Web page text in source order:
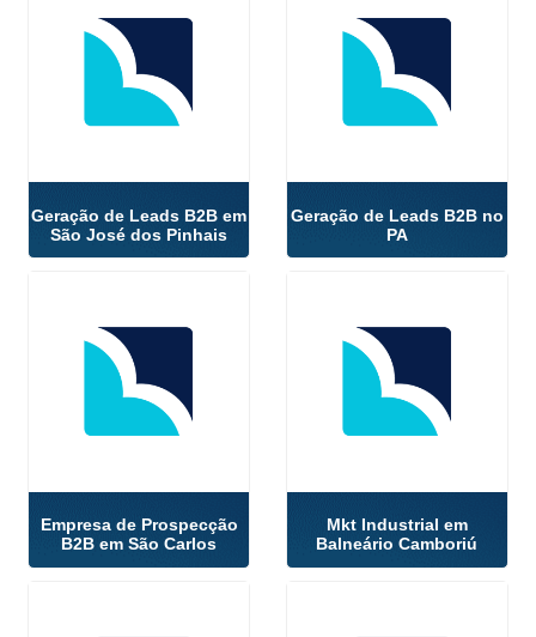
Geração de Leads B2B em
São José dos Pinhais
Geração de Leads B2B no
PA
Empresa de Prospecção
B2B em São Carlos
Mkt Industrial em
Balneário Camboriú